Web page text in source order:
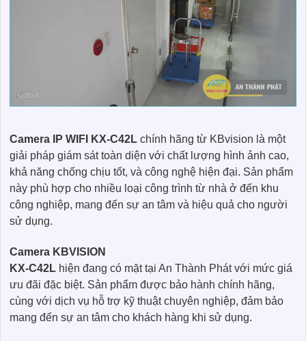
Camera IP WIFI KX-C42L chính hãng từ KBvision là một
giải pháp giám sát toàn diện với chất lượng hình ảnh cao,
khả năng chống chịu tốt, và công nghệ hiện đại. Sản phẩm
này phù hợp cho nhiều loại công trình từ nhà ở đến khu
công nghiệp, mang đến sự an tâm và hiệu quả cho người
sử dụng.
Camera KBVISION
KX-C42L hiện đang có mặt tại An Thành Phát với mức giá
ưu đãi đặc biệt. Sản phẩm được bảo hành chính hãng,
cùng với dịch vụ hỗ trợ kỹ thuật chuyên nghiệp, đảm bảo
mang đến sự an tâm cho khách hàng khi sử dụng.